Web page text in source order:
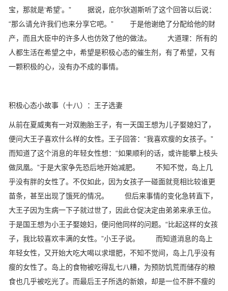
宝，那就是‘希望’。” 据说，庇尔狄迦斯听了这个回答以后说：
“那么请允许我们也来分享它吧。” 于是他谢绝了分配给他的财
产，而且大臣中的许多人也仿效了他的做法。 大道理：所有的
人都生活在希望之中，希望是积极心态的催生剂，有了希望，又有
一颗积极的心，没有办不成的事情。
积极心态小故事（十八）：王子选妻
从前在夏威夷有一对双胞胎王子，有一天国王想为儿子娶媳妇了，
便问大王子喜欢什么样的女性。王子回答：“我喜欢瘦的女孩子。”
而知道了这个消息的年轻女性想：“如果顺利的话，或许能攀上枝头
做凤凰。”于是大家争先恐后地开始减肥。 不知不觉，岛上几
乎没有胖的女性了。不仅如此，因为女孩子一碰面就竞相比较谁更
苗条，甚至出现了饿死的情况。 但后来事情的变化急转直下，
大王子因为生病一下子就过世了，因此仓促决定由弟弟来承王位。
于是国王想为小王子娶媳妇，便问他同样的问题。“比起这样的女孩
子，我比较喜欢丰满的女性。”小王子说。 而知道消息的岛上
年轻女性，又开始大吃大喝以求增肥，不知不觉间，岛上几乎没有
瘦的女性了。岛上的食物被吃得乱七八糟，为预防饥荒而储存的粮
食也几乎被吃光了。而最后王子所选的新娘，却是一位不胖不瘦的